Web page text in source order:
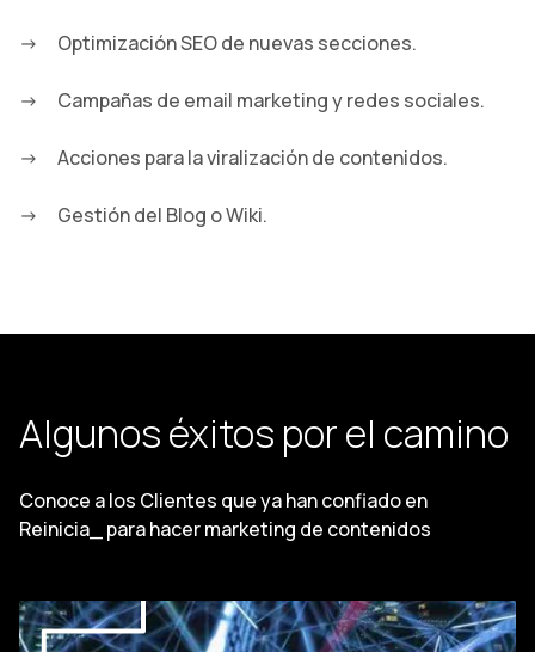
Optimización SEO de nuevas secciones.
Campañas de email marketing y redes sociales.
Acciones para la viralización de contenidos.
Gestión del Blog o Wiki.
Algunos éxitos por el camino
Conoce a los Clientes que ya han confiado en
Reinicia_ para hacer marketing de contenidos